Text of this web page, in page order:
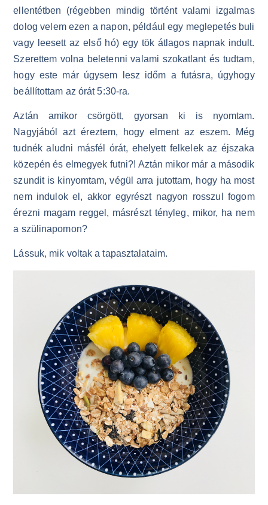
ellentétben (régebben mindig történt valami izgalmas
dolog velem ezen a napon, például egy meglepetés buli
vagy leesett az első hó) egy tök átlagos napnak indult.
Szerettem volna beletenni valami szokatlant és tudtam,
hogy este már úgysem lesz időm a futásra, úgyhogy
beállítottam az órát 5:30-ra.
Aztán amikor csörgött, gyorsan ki is nyomtam.
Nagyjából azt éreztem, hogy elment az eszem. Még
tudnék aludni másfél órát, ehelyett felkelek az éjszaka
közepén és elmegyek futni?! Aztán mikor már a második
szundit is kinyomtam, végül arra jutottam, hogy ha most
nem indulok el, akkor egyrészt nagyon rosszul fogom
érezni magam reggel, másrészt tényleg, mikor, ha nem
a szülinapomon?
Lássuk, mik voltak a tapasztalataim.